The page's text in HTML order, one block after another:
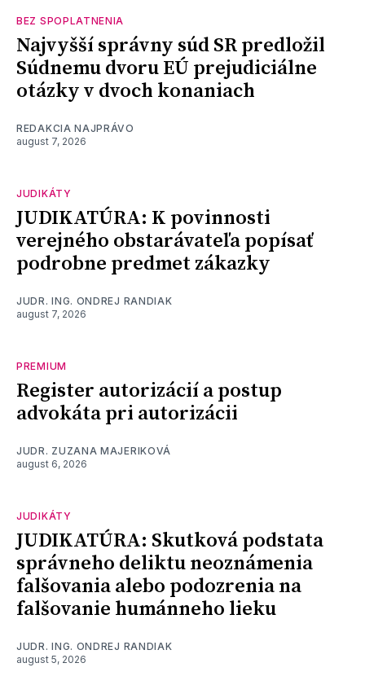
BEZ SPOPLATNENIA
Najvyšší správny súd SR predložil
Súdnemu dvoru EÚ prejudiciálne
otázky v dvoch konaniach
REDAKCIA NAJPRÁVO
august 7, 2026
JUDIKÁTY
JUDIKATÚRA: K povinnosti
verejného obstarávateľa popísať
podrobne predmet zákazky
JUDR. ING. ONDREJ RANDIAK
august 7, 2026
PREMIUM
Register autorizácií a postup
advokáta pri autorizácii
JUDR. ZUZANA MAJERIKOVÁ
august 6, 2026
JUDIKÁTY
JUDIKATÚRA: Skutková podstata
správneho deliktu neoznámenia
falšovania alebo podozrenia na
falšovanie humánneho lieku
JUDR. ING. ONDREJ RANDIAK
august 5, 2026